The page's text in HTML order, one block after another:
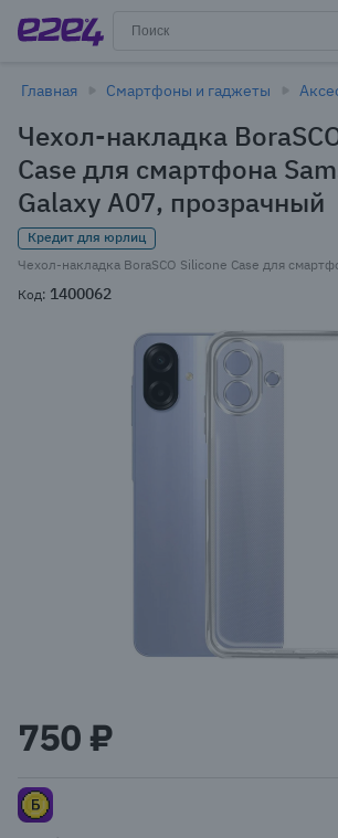
Главная Смартфоны и гаджеты
Чехол-накладка
Case для смартфона
Galaxy A07, прозрачный
Кредит для юрлиц
Код: 1400062
of
1
750 ₽